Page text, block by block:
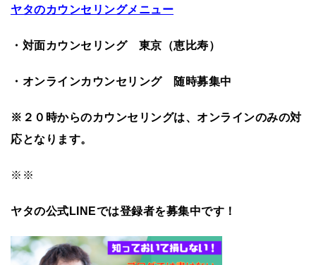
ヤタのカウンセリングメニュー
・対面カウンセリング 東京（恵比寿）
・オンラインカウンセリング 随時募集中
※２０時からのカウンセリングは、オンラインのみの対
応となります。
※※
ヤタの公式LINEでは登録者を募集中です！